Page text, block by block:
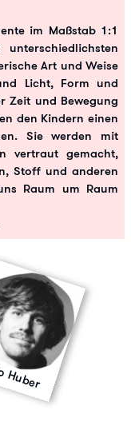
im Maßstab 1:1
Art und Weise
Licht, Form und
Zeit und Bewegung
den Kindern einen
Sie werden mit
vertraut gemacht,
Stoff und anderen
Raum um Raum
Huber